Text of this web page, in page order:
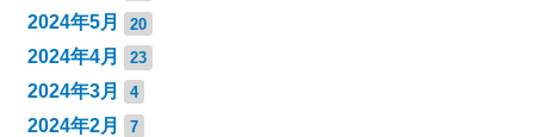
2024年5月 20
2024年4月 23
2024年3月 4
2024年2月 7